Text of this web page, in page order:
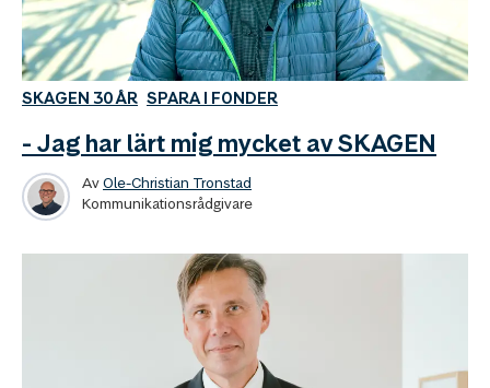
SKAGEN 30 ÅR SPARA I FONDER
- Jag har lärt mig mycket av SKAGEN
AvOle-Christian Tronstad
Kommunikationsrådgivare